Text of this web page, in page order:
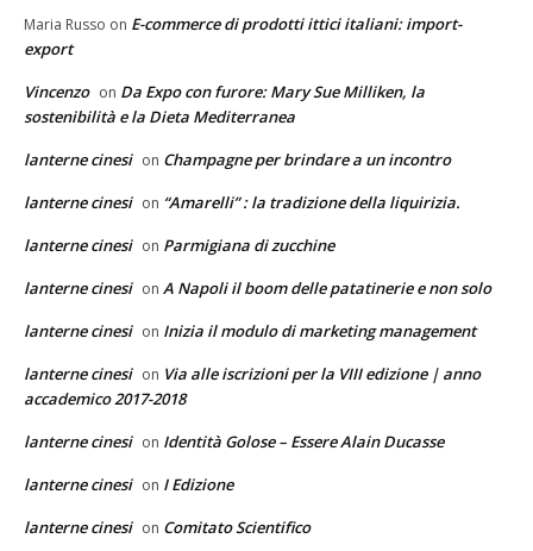
Maria Russo on E-commerce di prodotti ittici italiani: import-
export
Vincenzo on Da Expo con furore: Mary Sue Milliken, la
sostenibilità e la Dieta Mediterranea
lanterne cinesi on Champagne per brindare a un incontro
lanterne cinesi on “Amarelli” : la tradizione della liquirizia.
lanterne cinesi on Parmigiana di zucchine
lanterne cinesi on A Napoli il boom delle patatinerie e non solo
lanterne cinesi on Inizia il modulo di marketing management
lanterne cinesi on Via alle iscrizioni per la VIII edizione | anno
accademico 2017-2018
lanterne cinesi on Identità Golose – Essere Alain Ducasse
lanterne cinesi on I Edizione
lanterne cinesi on Comitato Scientifico